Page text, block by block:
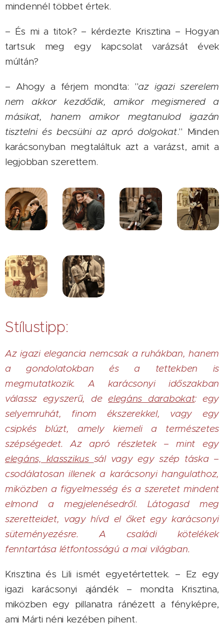
mindennél többet értek.
– És mi a titok? – kérdezte Krisztina – Hogyan
tartsuk meg egy kapcsolat varázsát évek
múltán?
– Ahogy a férjem mondta: "az igazi szerelem
nem akkor kezdődik, amikor megismered a
másikat, hanem amikor megtanulod igazán
tisztelni és becsülni az apró dolgokat." Minden
karácsonyban megtaláltuk azt a varázst, amit a
legjobban szerettem.
Stílustipp:
Az igazi elegancia nemcsak a ruhákban, hanem
a gondolatokban és a tettekben is
megmutatkozik. A karácsonyi időszakban
válassz egyszerű, deelegáns darabokat: egy
selyemruhát, finom ékszerekkel, vagy egy
csipkés blúzt, amely kiemeli a természetes
szépségedet. Az apró részletek – mint egy
elegáns, klasszikus sál vagy egy szép táska –
csodálatosan illenek a karácsonyi hangulathoz,
miközben a figyelmesség és a szeretet mindent
elmond a megjelenésedről. Látogasd meg
szeretteidet, vagy hívd el őket egy karácsonyi
süteményezésre. A családi kötelékek
fenntartása létfontosságú a mai világban.
Krisztina és Lili ismét egyetértettek. – Ez egy
igazi karácsonyi ajándék – mondta Krisztina,
miközben egy pillanatra ránézett a fényképre,
ami Márti néni kezében pihent.